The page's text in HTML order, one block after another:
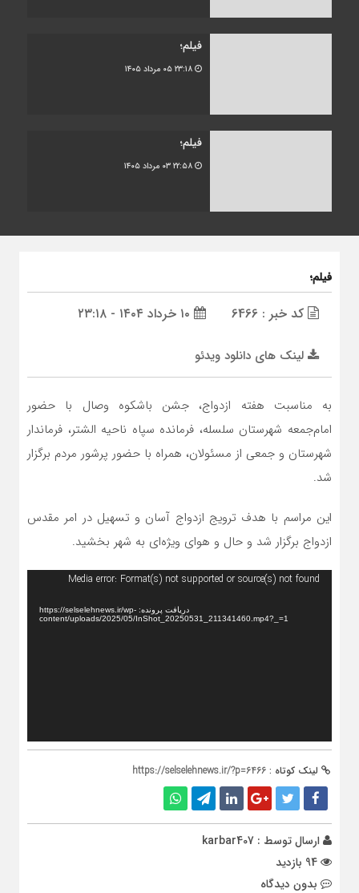
فیلم؛
۰۵ مرداد ۱۴۰۵
فیلم؛
۰۳ مرداد ۱۴۰۵
فیلم؛
کد خبر : 6466
لینک های دانلود ویدئو
به مناسبت هفته ازدواج، جشن باشکوه وصال با حضور
امام‌جمعه شهرستان سلسله، فرمانده سپاه ناحیه الشتر، فرماندار
شهرستان و جمعی از مسئولان، همراه با حضور پرشور مردم برگزار
شد.
این مراسم با هدف ترویج ازدواج آسان و تسهیل در امر مقدس
ازدواج برگزار شد و حال و هوای ویژه‌ای به شهر بخشید.
نمایشگر
Media error: Format(s) not supported or source(s) not found
دریافت پرونده: https://selselehnews.ir/wp-
content/uploads/2025/05/InShot_20250531_211341460.mp4?_=1
لینک کوتاه : https://selselehnews.ir/?p=6466
ارسال توسط : karbar407
بدون دیدگاه